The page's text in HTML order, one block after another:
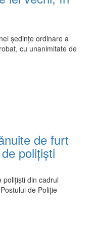
şedinţe ordinare a
cu unanimitate de
de furt
poliţişti
poliţişti din cadrul
de Poliţie